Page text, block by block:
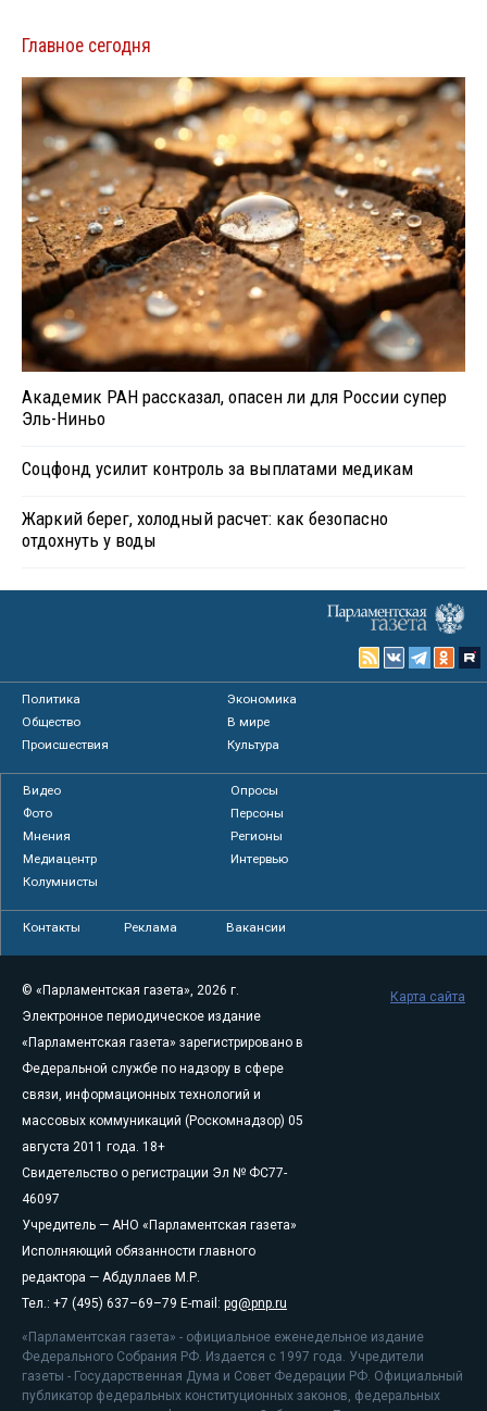
Главное сегодня
Академик РАН рассказал, опасен ли для России супер
Эль-Ниньо
Соцфонд усилит контроль за выплатами медикам
Жаркий берег, холодный расчет: как безопасно
отдохнуть у воды
Политика
Экономика
Общество
В мире
Происшествия
Культура
Видео
Опросы
Фото
Персоны
Мнения
Регионы
Медиацентр
Интервью
Колумнисты
Контакты Реклама Вакансии
© «Парламентская газета», 2026 г.
Электронное периодическое издание
«Парламентская газета» зарегистрировано в
Федеральной службе по надзору в сфере
связи, информационных технологий и
массовых коммуникаций (Роскомнадзор) 05
августа 2011 года. 18+
Свидетельство о регистрации Эл № ФС77-
46097
Учредитель — АНО «Парламентская газета»
Исполняющий обязанности главного
редактора — Абдуллаев М.Р.
Тел.: +7 (495) 637–69–79 E-mail: pg@pnp.ru
«Парламентская газета» - официальное еженедельное издание
Федерального Собрания РФ. Издается с 1997 года. Учредители
газеты - Государственная Дума и Совет Федерации РФ. Официальный
публикатор федеральных конституционных законов, федеральных
Карта сайта